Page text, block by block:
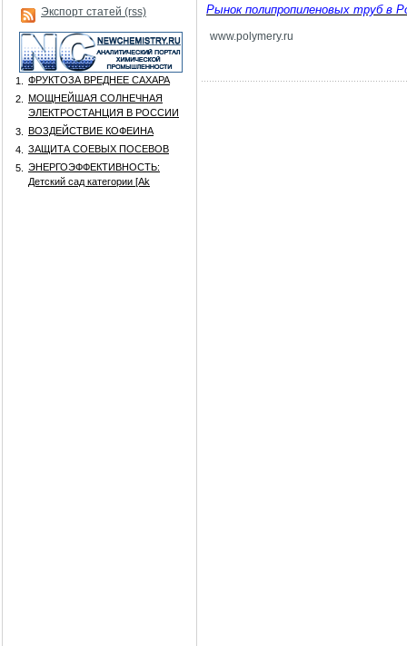
Экспорт статей (rss)
1.
ФРУКТОЗА ВРЕДНЕЕ САХАРА
2.
МОЩНЕЙШАЯ СОЛНЕЧНАЯ
ЭЛЕКТРОСТАНЦИЯ В РОССИИ
3.
ВОЗДЕЙСТВИЕ КОФЕИНА
4.
ЗАЩИТА СОЕВЫХ ПОСЕВОВ
5.
ЭНЕРГОЭФФЕКТИВНОСТЬ:
Детский сад категории [Аk
Рынок полипропиленовых труб в
www.polymery.ru